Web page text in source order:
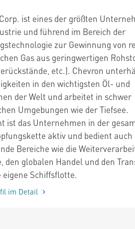
ist eines der größten
und führend im Bereich der
zur Gewinnung von
Gas aus geringwertigen
etc.). Chevron
in den wichtigsten Öl- und
der Welt und arbeitet in schwer
Umgebungen wie der Tiefsee.
ist das Unternehmen in der
aktiv und bedient auch
Bereiche wie die
den globalen Handel und den
eigene Schiffsflotte.
im Detail